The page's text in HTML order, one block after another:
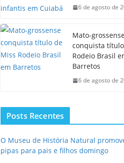
6 de agosto de
Mato-
conquista
Rodeio Brasil
Barretos
6 de agosto de
Posts Recentes
O Museu de História Natural
pipas para pais e filhos domingo